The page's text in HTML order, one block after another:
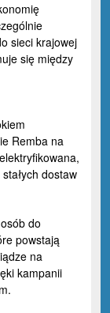
sieci krajowej
się między
Remba na
dostaw
do
powstają
na
kampanii